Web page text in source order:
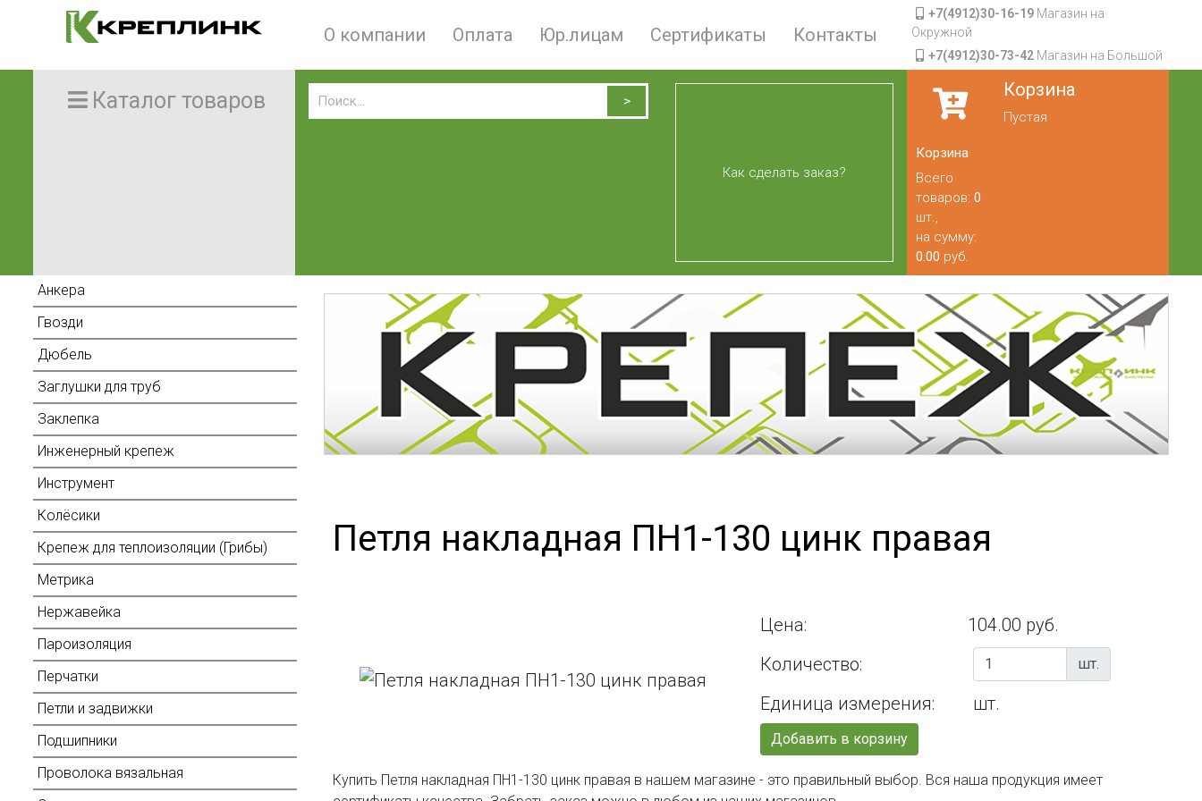
О компании Оплата Юр.лицам Сертификаты Контакты
+7(4912)30-16-19Магазин на
Окружной
+7(4912)30-73-42Магазин на Большой
Каталог товаров
Как сделать заказ?
Корзина
Пустая
Корзина
Всего
товаров: 0
шт.,
на сумму:
0.00 руб.
Анкера
Гвозди
Дюбель
Заглушки для труб
Заклепка
Инженерный крепеж
Инструмент
Колёсики
Крепеж для теплоизоляции (Грибы)
Метрика
Нержавейка
Пароизоляция
Перчатки
Петли и задвижки
Подшипники
Проволока вязальная
Петля накладная ПН1-130 цинк правая
Цена:
104.00 руб.
Количество:
шт.
Единица измерения: шт.
Добавить в корзину
Купить Петля накладная ПН1-130 цинк правая в нашем магазине - это правильный выбор. Вся наша продукция имеет